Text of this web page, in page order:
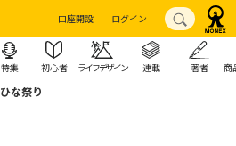
口座開設 ログイン
特集 初心者 ライフデザイン 連載 著者 商
ひな祭り